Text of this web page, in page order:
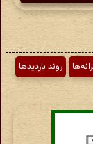
روند بازدیدها